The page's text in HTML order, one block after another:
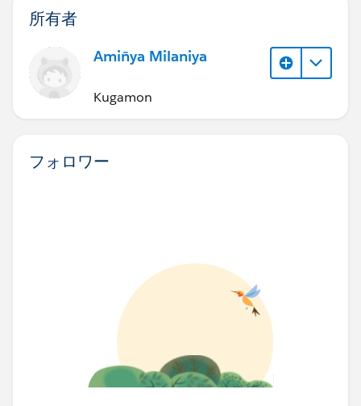
所有者
Amiñya Milaniya
Kugamon
フォロワー